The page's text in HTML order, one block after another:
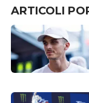
ARTICOLI